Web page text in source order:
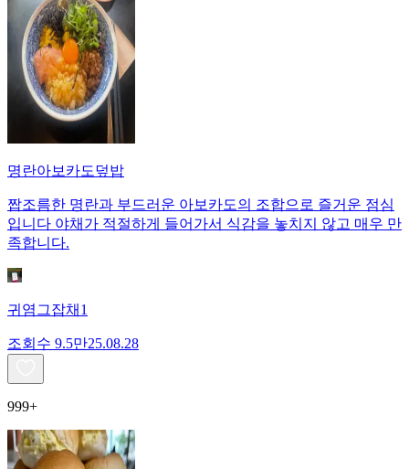
명란아보카도덮밥
짭조름한 명란과 부드러운 아보카도의 조합으로 즐거운 점심
입니다 야채가 적절하게 들어가서 식감을 놓치지 않고 매우 만
족합니다.
귀염그잡채1
조회수 9.5만25.08.28
999+